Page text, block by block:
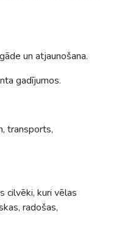
un atjaunošana.
gadījumos.
transports,
cilvēki, kuri vēlas
radošas,